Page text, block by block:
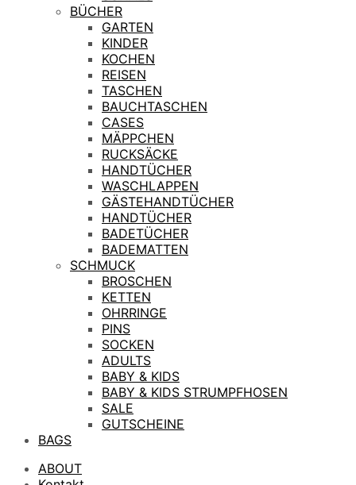
BÜCHER
GARTEN
KINDER
KOCHEN
REISEN
TASCHEN
BAUCHTASCHEN
CASES
MÄPPCHEN
RUCKSÄCKE
HANDTÜCHER
WASCHLAPPEN
GÄSTEHANDTÜCHER
HANDTÜCHER
BADETÜCHER
BADEMATTEN
SCHMUCK
BROSCHEN
KETTEN
OHRRINGE
PINS
SOCKEN
ADULTS
BABY & KIDS
BABY & KIDS STRUMPFHOSEN
SALE
GUTSCHEINE
BAGS
ABOUT